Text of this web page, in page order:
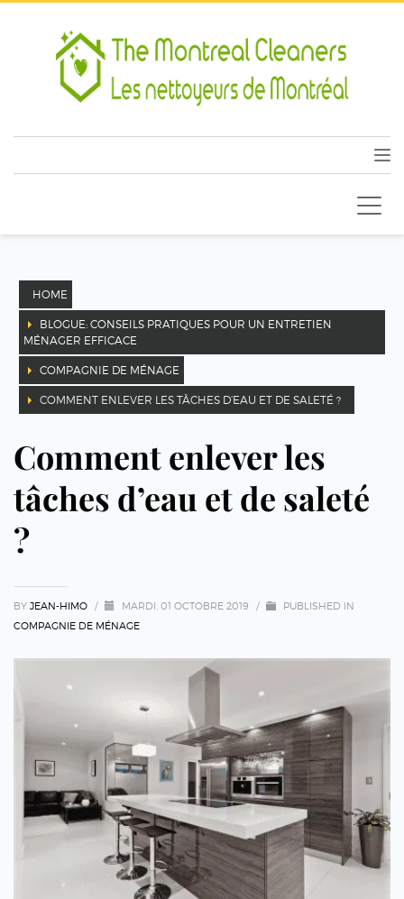
HOME
BLOGUE: CONSEILS PRATIQUES POUR UN ENTRETIEN
MÉNAGER EFFICACE
COMPAGNIE DE MÉNAGE
COMMENT ENLEVER LES TÂCHES D’EAU ET DE SALETÉ ?
Comment enlever les
tâches d’eau et de saleté
?
BY JEAN-HIMO / MARDI, 01 OCTOBRE 2019 /
PUBLISHED IN
COMPAGNIE DE MÉNAGE